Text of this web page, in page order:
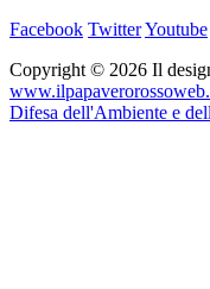
Facebook TwitterYoutube
Copyright © 2026 Il
Difesa dell'Ambiente e